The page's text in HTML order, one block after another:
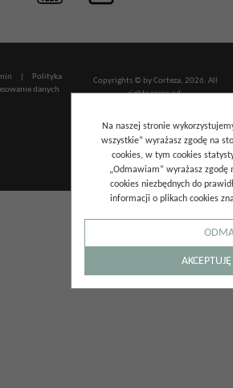
Copyrights © by Corteza, 2026. All
rights reserved.
sklepu internetowego
Polityka
danych
Na naszej stronie
wszystkie” wyrażasz zgodę na
cookies, w tym cookies
„Odmawiam” wyrażasz zgodę
cookies niezbędnych do
informacji o plikach cookies